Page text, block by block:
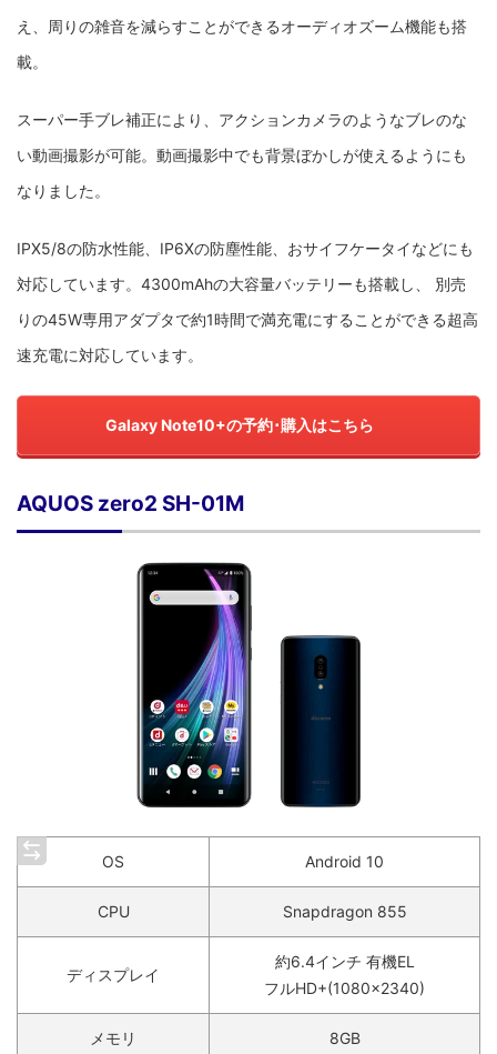
え、周りの雑音を減らすことができるオーディオズーム機能も搭
載。
スーパー手ブレ補正により、アクションカメラのようなブレのな
い動画撮影が可能。動画撮影中でも背景ぼかしが使えるようにも
なりました。
IPX5/8の防水性能、IP6Xの防塵性能、おサイフケータイなどにも
対応しています。4300mAhの大容量バッテリーも搭載し、 別売
りの45W専用アダプタで約1時間で満充電にすることができる超高
速充電に対応しています。
Galaxy Note10+の予約･購入はこちら
AQUOS zero2 SH-01M
OS Android 10
CPU Snapdragon 855
ディスプレイ
約6.4インチ 有機EL
フルHD+(1080×2340)
メモリ 8GB